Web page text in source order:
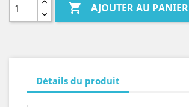
 AJOUTER AU PANIER
Détails du produit